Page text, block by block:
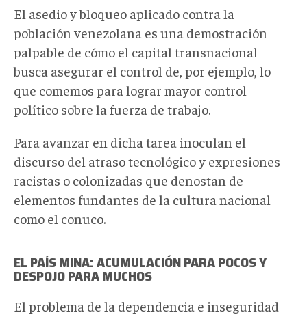
El asedio y bloqueo aplicado contra la
población venezolana es una demostración
palpable de cómo el capital transnacional
busca asegurar el control de, por ejemplo, lo
que comemos para lograr mayor control
político sobre la fuerza de trabajo.
Para avanzar en dicha tarea inoculan el
discurso del atraso tecnológico y expresiones
racistas o colonizadas que denostan de
elementos fundantes de la cultura nacional
como el conuco.
EL PAÍS MINA: ACUMULACIÓN PARA POCOS Y
DESPOJO PARA MUCHOS
El problema de la dependencia e inseguridad